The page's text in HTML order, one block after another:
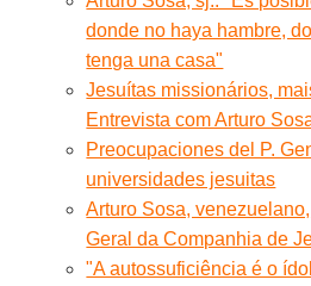
donde no haya hambre,
tenga una casa"
Jesuítas missionários,
Entrevista com Arturo
Preocupaciones del P.
universidades jesuitas
Arturo Sosa,
Geral da Companhia de
"A autossuficiência é o